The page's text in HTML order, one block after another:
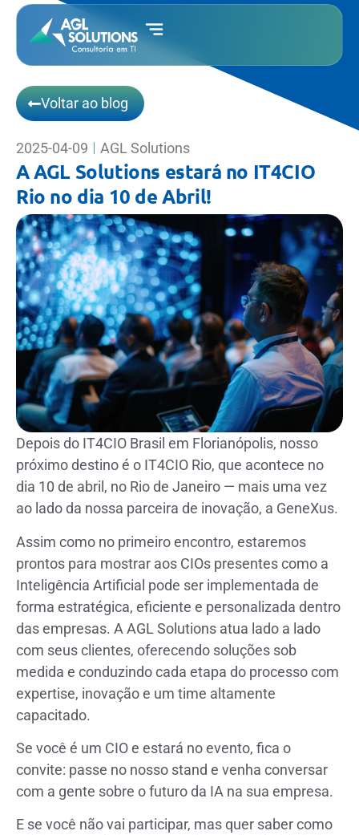
Voltar ao blog
2025-04-09 AGL Solutions
A AGL Solutions estará no IT4CIO
Rio no dia 10 de Abril!
Depois do IT4CIO Brasil em Florianópolis, nosso
próximo destino é o IT4CIO Rio, que acontece no
dia 10 de abril, no Rio de Janeiro — mais uma vez
ao lado da nossa parceira de inovação, a GeneXus.
Assim como no primeiro encontro, estaremos
prontos para mostrar aos CIOs presentes como a
Inteligência Artificial pode ser implementada de
forma estratégica, eficiente e personalizada dentro
das empresas. A AGL Solutions atua lado a lado
com seus clientes, oferecendo soluções sob
medida e conduzindo cada etapa do processo com
expertise, inovação e um time altamente
capacitado.
Se você é um CIO e estará no evento, fica o
convite: passe no nosso stand e venha conversar
com a gente sobre o futuro da IA na sua empresa.
E se você não vai participar, mas quer saber como